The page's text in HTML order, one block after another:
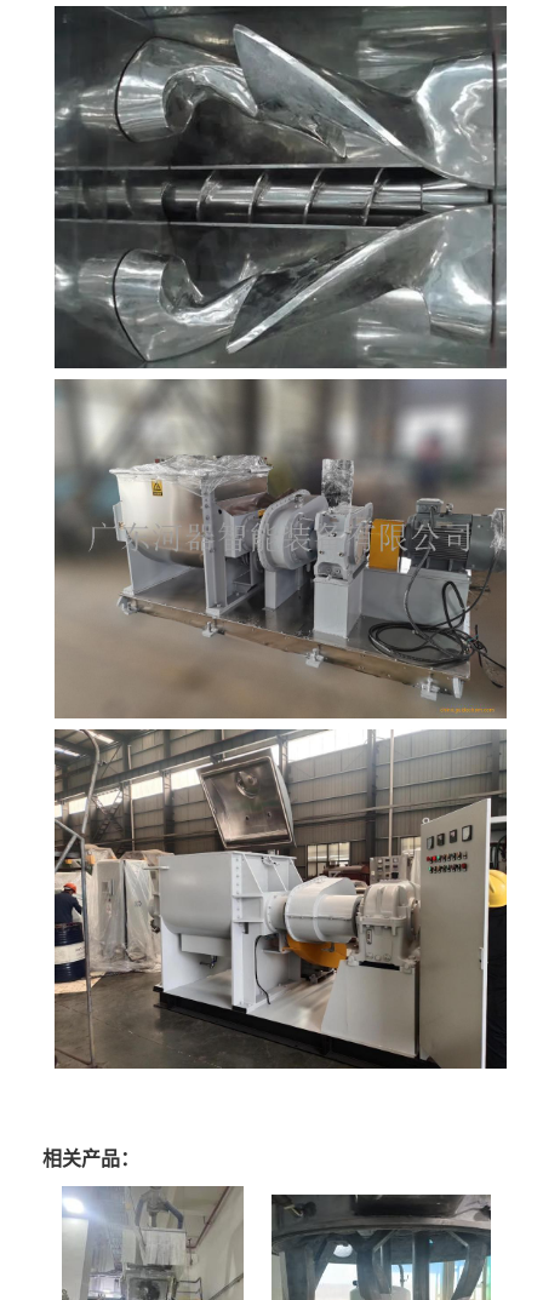
相关产品：